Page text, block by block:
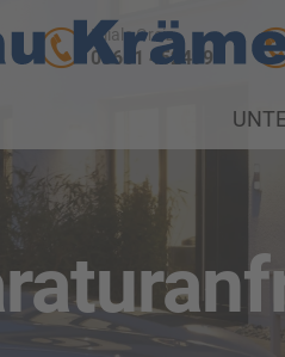
Filiale Greiz
03661 452499